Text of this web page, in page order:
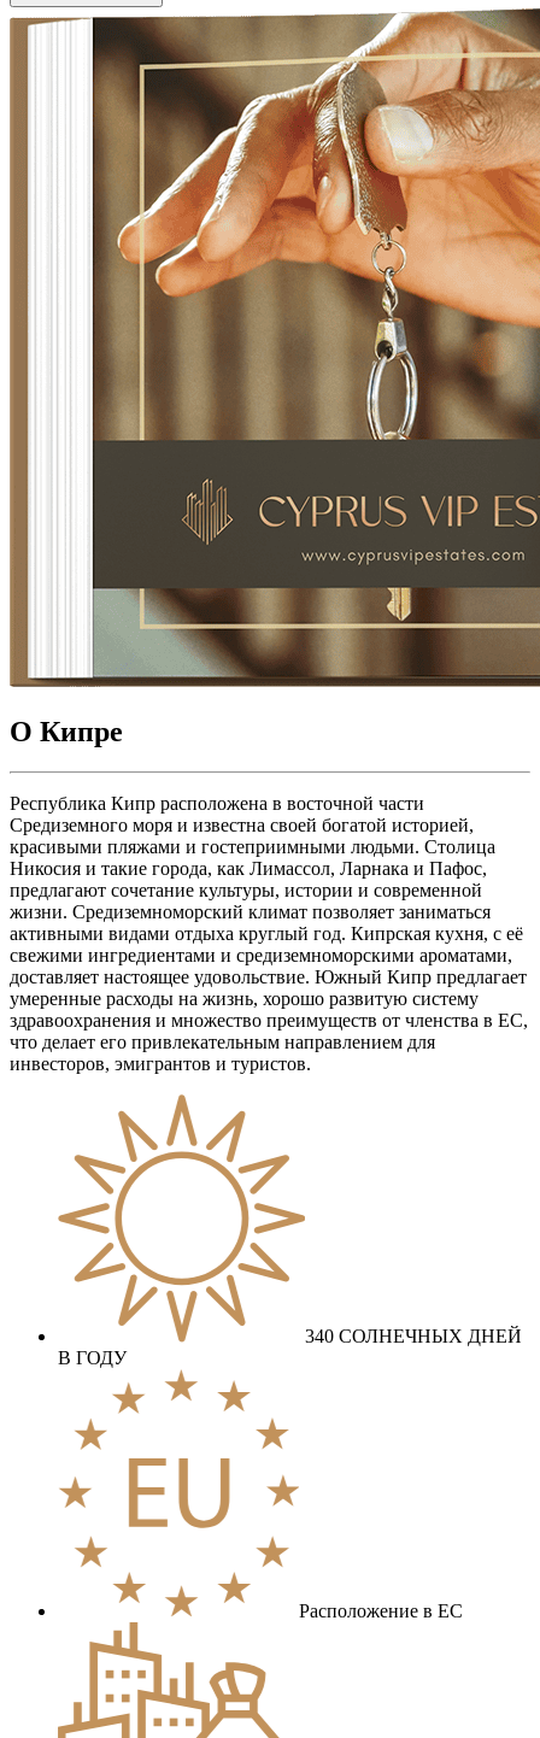
О Кипре
Республика Кипр расположена в восточной части
Средиземного моря и известна своей богатой историей,
красивыми пляжами и гостеприимными людьми. Столица
Никосия и такие города, как Лимассол, Ларнака и Пафос,
предлагают сочетание культуры, истории и современной
жизни. Средиземноморский климат позволяет заниматься
активными видами отдыха круглый год. Кипрская кухня, с её
свежими ингредиентами и средиземноморскими ароматами,
доставляет настоящее удовольствие. Южный Кипр предлагает
умеренные расходы на жизнь, хорошо развитую систему
здравоохранения и множество преимуществ от членства в ЕС,
что делает его привлекательным направлением для
инвесторов, эмигрантов и туристов.
340 СОЛНЕЧНЫХ ДНЕЙ
В ГОДУ
Расположение в ЕС